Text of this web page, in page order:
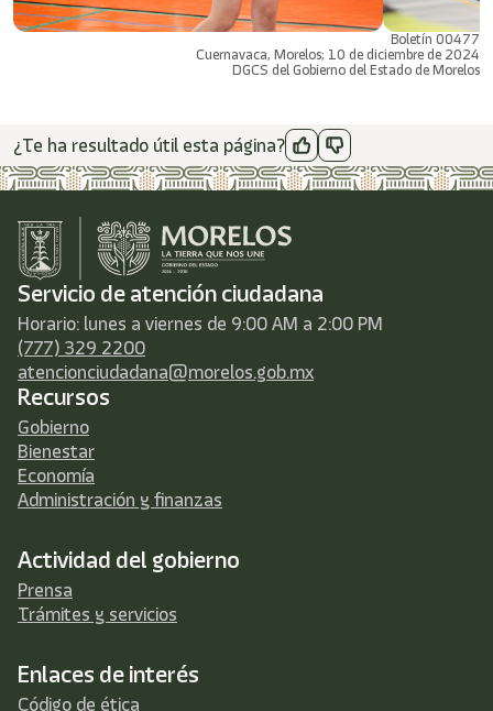
Boletín 00477
Cuernavaca, Morelos; 10 de diciembre de 2024
DGCS del Gobierno del Estado de Morelos
¿Te ha resultado útil esta página?
Servicio de atención ciudadana
Horario: lunes a viernes de 9:00 AM a 2:00 PM
(777) 329 2200
atencionciudadana@morelos.gob.mx
Recursos
Gobierno
Bienestar
Economía
Administración y finanzas
Actividad del gobierno
Prensa
Trámites y servicios
Enlaces de interés
Código de ética